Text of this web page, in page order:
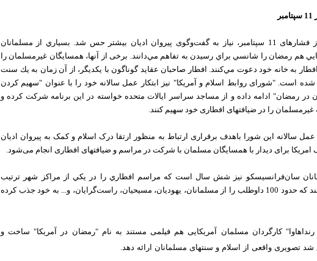
پس از فشارهای 11 سپتامبر، نياز به گفت‌وگوی پیروان ادیان بيشتر حس شد. بسياري از مسلمانان
هم رمضان را شانسي براي رسيدن به تفاهم مي‌دانند. برخی از آنها، همسايگان غيرمسلمان را
به خانه خود دعوت مي‌کنند. افطار صاحبان عقايد گوناگون با يكديگر، از آن زمان به يك سنت
شده است. "شورای روابط اسلام و آمریکا" نیز ابتکار عمل سالانه خود را با عنوان "سهیم کردن
در رمضان" ادامه داده و از مساجد سراسر ایالات متحده خواسته در این برنامه شرکت کرده و
غیرمسلمان را در ضیافت‏های افطاری خود سهیم کنند.
عمل سالانه این شورا باهدف برقراری ارتباط به منظور ارتقا درک اسلام و کمک به پیروان ادیان
امریکا برای دیدار با همسایگان مسلمان با شرکت در مراسم و ضیافت‏های افطاری انجام می‌شود.
سان‌فرانسيسكو نیز شش سال است که مراسم افطاري را در يكي از مراكز شهر ترتيب
مي‌دهند كه حدود 100 داوطلب را از مسلمانان، يهوديان، مسيحيان، راست‌گرايان، و... به خود جذب كرده
رنداهاوا" کارگردان مسلمان آمریکایی هم فیلمی مستند به نام "رمضان در آمریکا" ساخت و
تصویری واقعی از اسلام و سنت‏های مسلمانان ارائه دهد.